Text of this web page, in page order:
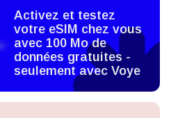
Activez et testez
votre eSIM chez vous
avec 100 Mo de
données gratuites -
seulement avec Voye